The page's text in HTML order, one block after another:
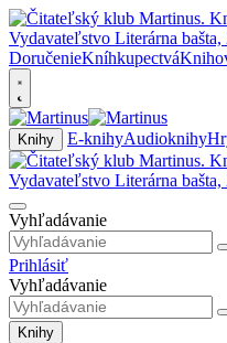
DoručenieKníhkupectvá
Knihy E-knihyAudioknihy
Vyhľadávanie
Prihlásiť
Vyhľadávanie
Knihy